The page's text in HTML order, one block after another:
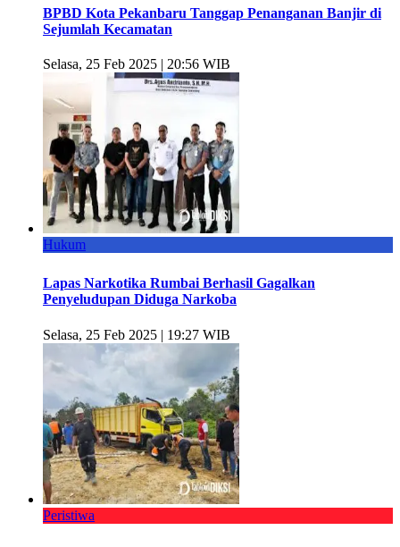
BPBD Kota Pekanbaru Tanggap Penanganan Banjir di
Sejumlah Kecamatan
Selasa, 25 Feb 2025 | 20:56 WIB
Hukum
Lapas Narkotika Rumbai Berhasil Gagalkan
Penyeludupan Diduga Narkoba
Selasa, 25 Feb 2025 | 19:27 WIB
Peristiwa